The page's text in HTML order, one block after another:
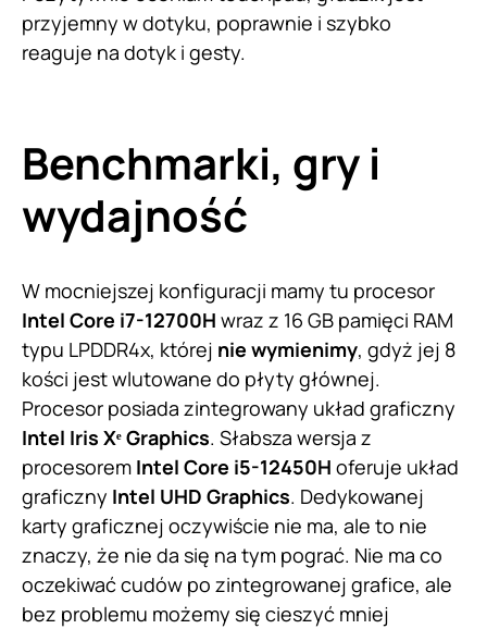
przyjemny w dotyku, poprawnie i szybko
reaguje na dotyk i gesty.
Benchmarki, gry i
wydajność
W mocniejszej konfiguracji mamy tu procesor
Intel Core i7-12700H wraz z 16 GB pamięci RAM
typu LPDDR4x, której nie wymienimy, gdyż jej 8
kości jest wlutowane do płyty głównej.
Procesor posiada zintegrowany układ graficzny
Intel Iris Xᵉ Graphics. Słabsza wersja z
procesorem Intel Core i5-12450H oferuje układ
graficzny Intel UHD Graphics. Dedykowanej
karty graficznej oczywiście nie ma, ale to nie
znaczy, że nie da się na tym pograć. Nie ma co
oczekiwać cudów po zintegrowanej grafice, ale
bez problemu możemy się cieszyć mniej